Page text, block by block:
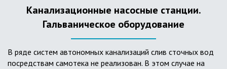
подвержены промерзанию. Оптимальный вариант
установки железобетонных кессонов – это заниженный
уровень грунтовых вод (УГВ) на участке, а кессон,
выполненный из пластика, может служить на территории с
высоким УГВ.
Канализационные насосные станции.
Гальваническое оборудование
В ряде систем автономных канализаций слив сточных вод
посредствам самотека не реализован. В этом случае на